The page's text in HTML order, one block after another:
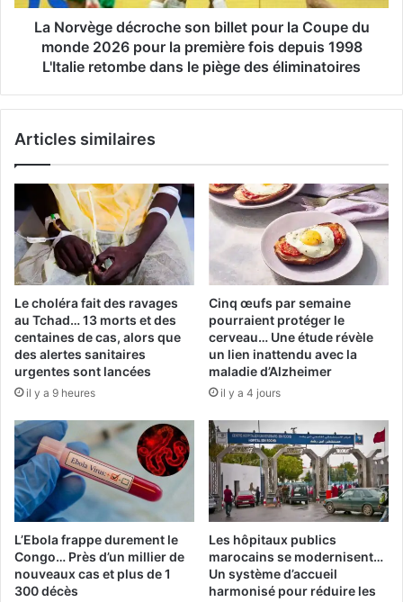
du
monde
première
depuis
retombe
dans
le
piège
des
éliminatoires
La Norvège décroche son billet pour la Coupe du
monde 2026 pour la première fois depuis 1998
L'Italie retombe dans le piège des éliminatoires
Articles similaires
Le choléra fait des ravages
au Tchad… 13 morts et des
centaines de cas, alors que
des alertes sanitaires
urgentes sont lancées
il y a 9 heures
Cinq œufs par semaine
pourraient protéger le
cerveau… Une étude révèle
un lien inattendu avec la
maladie d’Alzheimer
il y a 4 jours
L’Ebola frappe durement le
Congo… Près d’un millier de
nouveaux cas et plus de 1
300 décès
Les hôpitaux publics
marocains se modernisent…
Un système d’accueil
harmonisé pour réduire les